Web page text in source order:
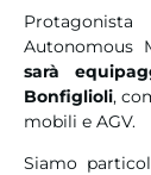
Autonomous
sarà
Bonfiglioli,
mobili e AGV.
Siamo